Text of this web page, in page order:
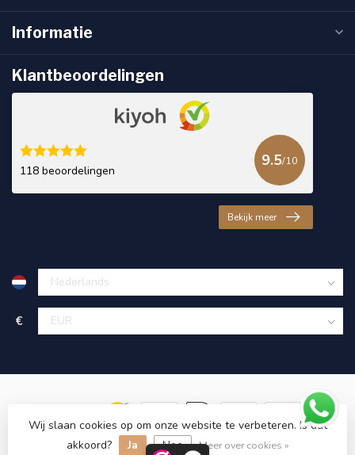
Informatie
Klantbeoordelingen
118 beoordelingen
9.5/10
Bekijk meer
€
© Copyright 2026 KING Microschroeven
Wij slaan cookies op om onze website te verbeteren. Is dat
akkoord?
Ja Nee Meer over cookies »